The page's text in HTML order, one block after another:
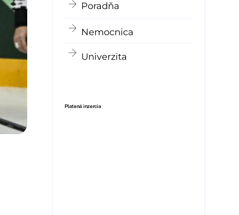
Poradňa
Nemocnica
Univerzita
Platená inzercia